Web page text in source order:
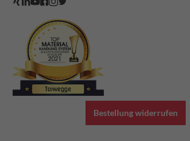
Bestellung widerrufen